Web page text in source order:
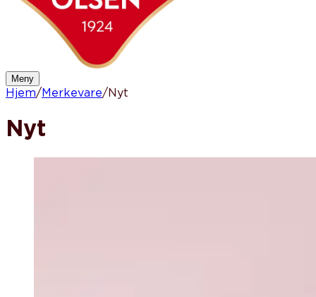
Meny
Hjem/Merkevare/Nyt
Nyt